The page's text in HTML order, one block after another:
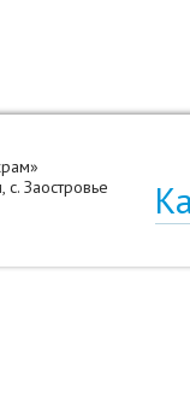
с. Заостровье